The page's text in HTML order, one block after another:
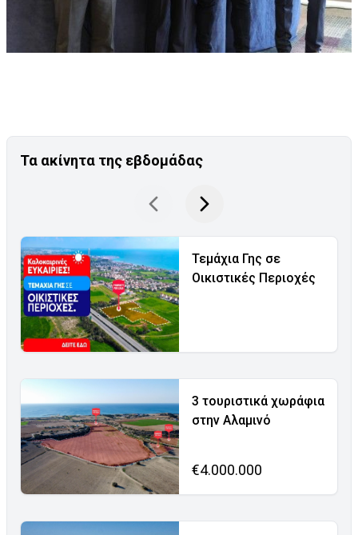
Τα ακίνητα της εβδομάδας
Τεμάχια Γης σε
Οικιστικές Περιοχές
3 τουριστικά χωράφια
στην Αλαμινό
€4.000.000